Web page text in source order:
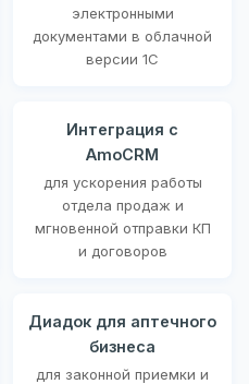
электронными
документами в облачной
версии 1С
Интеграция с
AmoCRM
для ускорения работы
отдела продаж и
мгновенной отправки КП
и договоров
Диадок для аптечного
бизнеса
для законной приемки и